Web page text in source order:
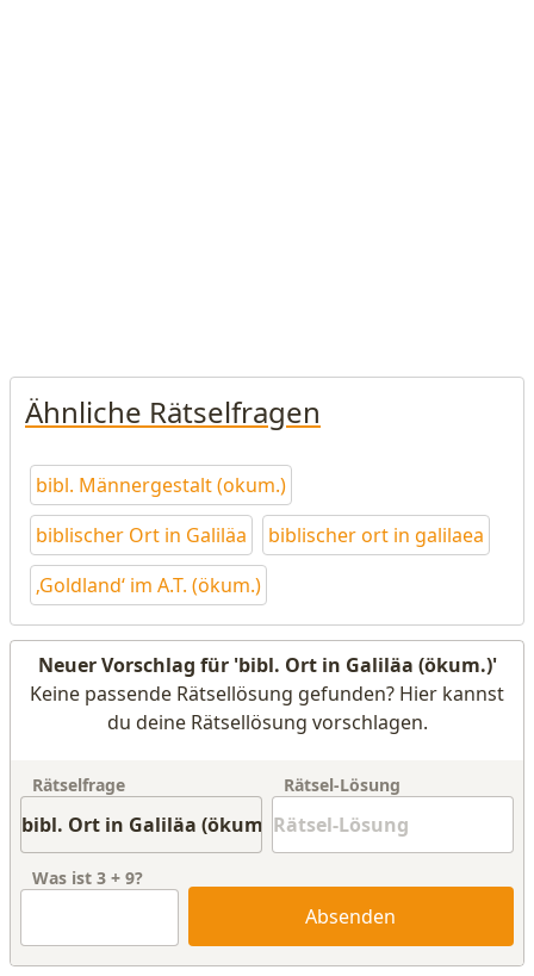
Ähnliche Rätselfragen
bibl. Männergestalt (okum.)
biblischer Ort in Galiläa
biblischer ort in galilaea
‚Goldland‘ im A.T. (ökum.)
Neuer Vorschlag für 'bibl. Ort in Galiläa (ökum.)'
Keine passende Rätsellösung gefunden? Hier kannst
du deine Rätsellösung vorschlagen.
Rätselfrage Rätsel-Lösung
Was ist 3 + 9?
Absenden